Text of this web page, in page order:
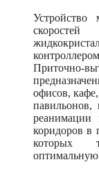
Устройство
Приточно-
офисов,
павильонов,
реанимации
коридоров в
которых
оптимальную